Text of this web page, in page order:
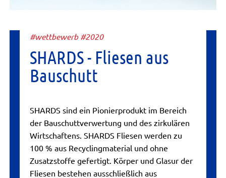
#wettbewerb #2020
SHARDS - Fliesen aus
Bauschutt
SHARDS sind ein Pionierprodukt im Bereich
der Bauschuttverwertung und des zirkulären
Wirtschaftens. SHARDS Fliesen werden zu
100 % aus Recyclingmaterial und ohne
Zusatzstoffe gefertigt. Körper und Glasur der
Fliesen bestehen ausschließlich aus